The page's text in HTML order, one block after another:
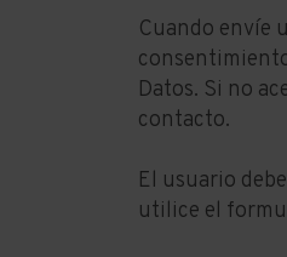
Cuando envíe
Datos. Si no
contacto.
El usuario
utilice el